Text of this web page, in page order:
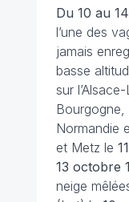
Du 10 au
l’une des
jamais
basse
sur
Bourgogne,
Normandie
et Metz le
13 octobre
neige